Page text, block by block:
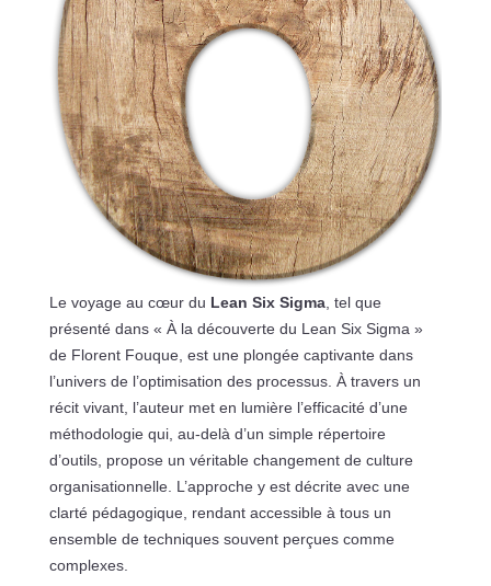
Le voyage au cœur du Lean Six Sigma, tel que
présenté dans « À la découverte du Lean Six Sigma »
de Florent Fouque, est une plongée captivante dans
l’univers de l’optimisation des processus. À travers un
récit vivant, l’auteur met en lumière l’efficacité d’une
méthodologie qui, au-delà d’un simple répertoire
d’outils, propose un véritable changement de culture
organisationnelle. L’approche y est décrite avec une
clarté pédagogique, rendant accessible à tous un
ensemble de techniques souvent perçues comme
complexes.